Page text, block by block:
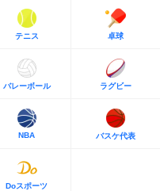
テニス 卓球
バレーボール ラグビー
NBA バスケ代表
Doスポーツ